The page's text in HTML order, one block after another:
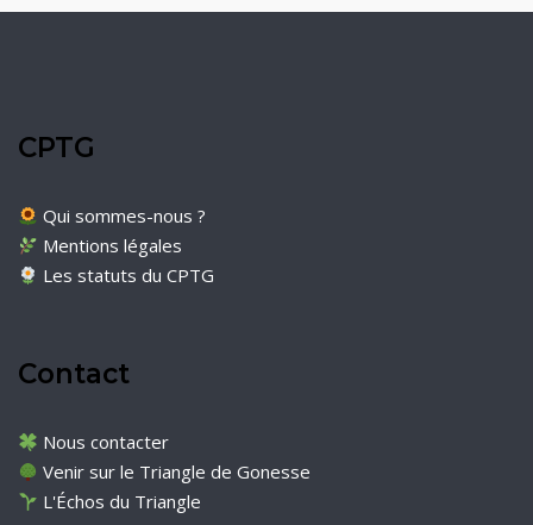
CPTG
Qui sommes-nous ?
Mentions légales
Les statuts du CPTG
Contact
Nous contacter
Venir sur le Triangle de Gonesse
L'Échos du Triangle